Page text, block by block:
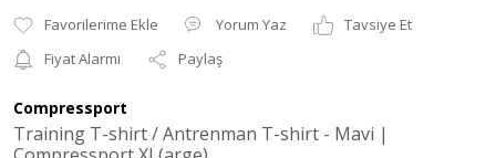
Yorum Yaz
Tavsiye Et
Fiyat Alarmı
Paylaş
Compressport
Training T-shirt / Antrenman T-shirt - Mavi |